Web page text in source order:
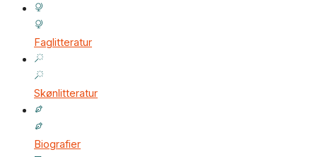
Faglitteratur
Skønlitteratur
Biografier